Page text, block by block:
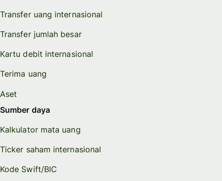
Transfer uang internasional
Transfer jumlah besar
Kartu debit internasional
Terima uang
Aset
Sumber daya
Kalkulator mata uang
Ticker saham internasional
Kode Swift/BIC